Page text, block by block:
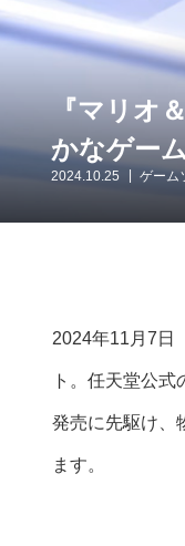
『マリオ
かなゲー
2024.10.25 ゲーム
2024年11月7日
ト。任天堂公式
発売に先駆け、
ます。